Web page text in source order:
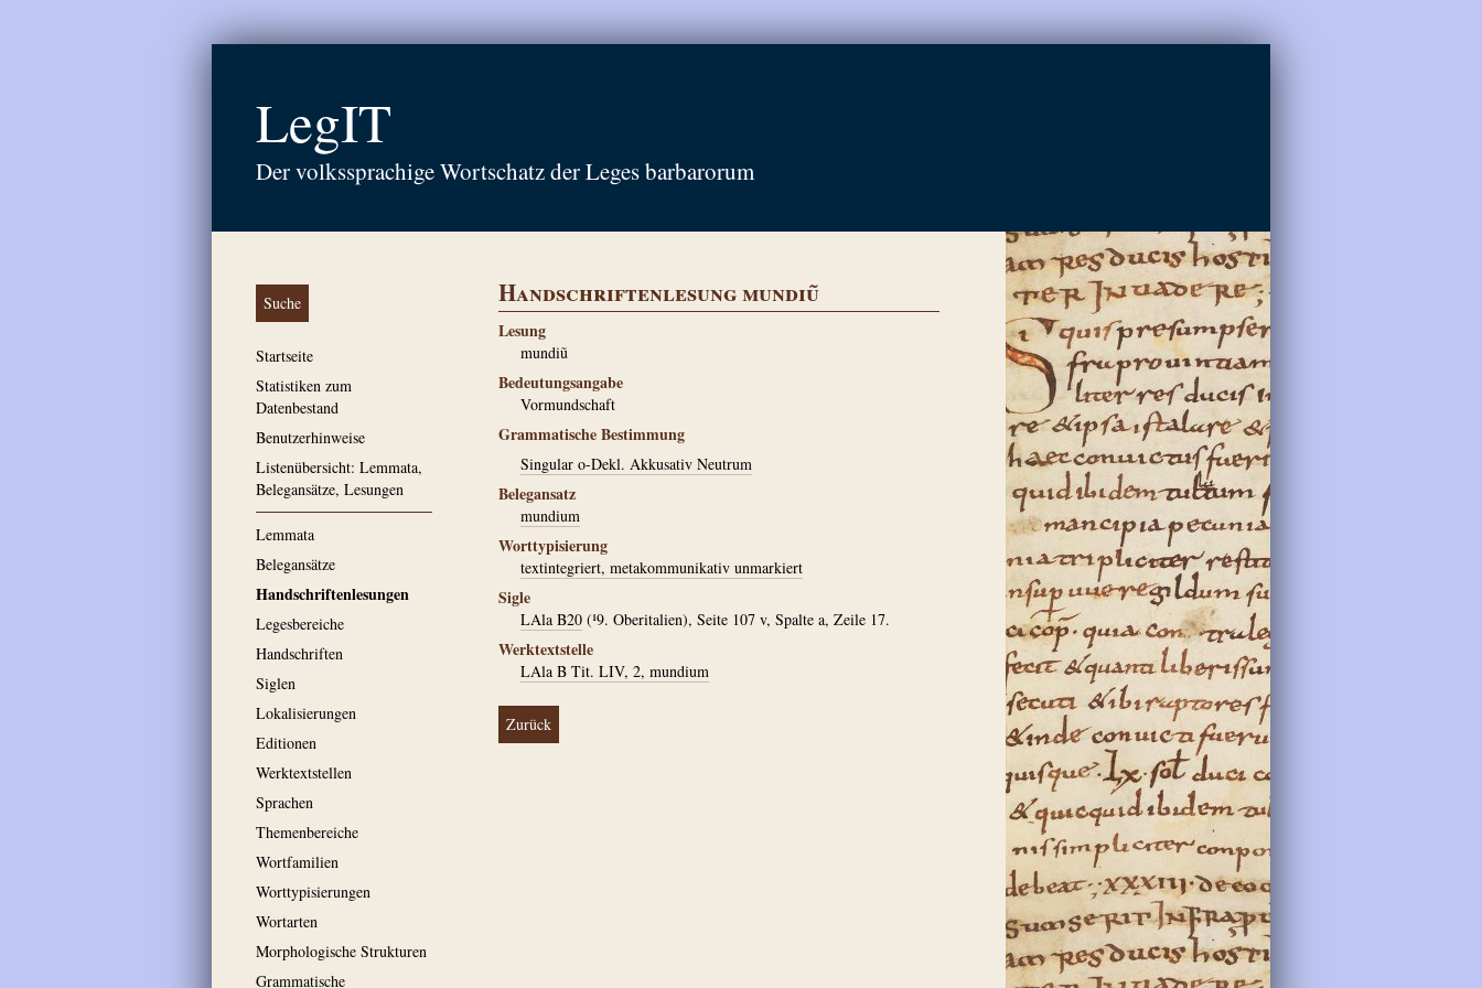
LegIT
Der volkssprachige Wortschatz der Leges barbarorum
Suche
Startseite
Statistiken zum
Datenbestand
Benutzerhinweise
Listenübersicht: Lemmata,
Belegansätze, Lesungen
Lemmata
Belegansätze
Handschriftenlesungen
Legesbereiche
Handschriften
Siglen
Lokalisierungen
Editionen
Werktextstellen
Sprachen
Themenbereiche
Wortfamilien
Worttypisierungen
Wortarten
Morphologische Strukturen
Grammatische
Handschriftenlesung mundiũ
Lesung
mundiũ
Bedeutungsangabe
Vormundschaft
Grammatische Bestimmung
Singular o-Dekl. Akkusativ Neutrum
Belegansatz
mundium
Worttypisierung
textintegriert, metakommunikativ unmarkiert
Sigle
LAla B20 (¹9. Oberitalien), Seite 107 v, Spalte a, Zeile 17.
Werktextstelle
LAla B Tit. LIV, 2, mundium
Zurück